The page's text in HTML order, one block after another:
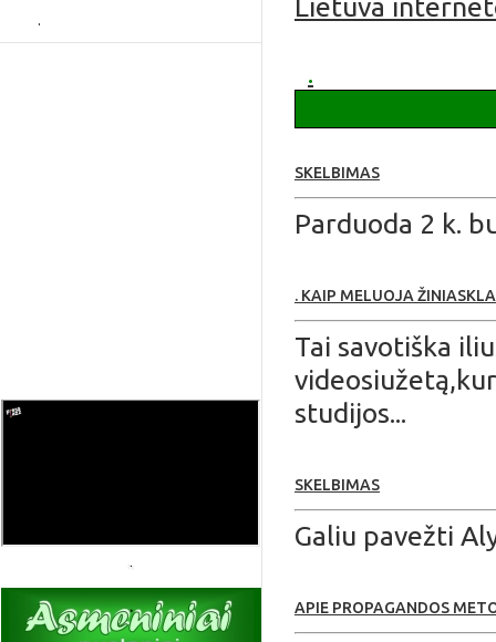
.
Lietuva
.
SKELBIMAS
Parduoda 2 k.
. KAIP MELUOJA
Tai savotiška
studijos...
SKELBIMAS
Galiu pavežti
APIE PROPAGANDOS